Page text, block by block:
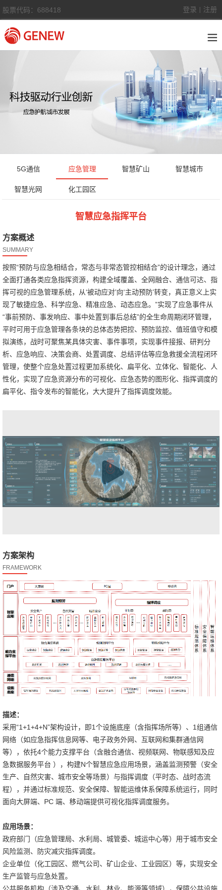
股票代码：688418 登录 注册
5G通信 应急管理 智慧矿山 智慧城市
智慧光网 化工园区
智慧应急指挥平台
方案概述
SUMMARY
按照“预防与应急相结合，常态与非常态管控相结合”的设计理念，通过
全面打通各类应急指挥资源，构建全域覆盖、全网融合、通信可达、指
挥可视的应急管理系统，从‘被动应对’向‘主动预防’转变，真正意义上实
现了敏捷应急、科学应急、精准应急、动态应急。”实现了应急事件从
“事前预防、事发响应、事中处置到事后总结”的全生命周期闭环管理，
平时可用于应急管理各条块的总体态势把控、预防监控、值班值守和模
拟演练，战时可聚焦某具体灾害、事件事项，实现事件接报、研判分
析、应急响应、决策会商、处置调度、总结评估等应急救援全流程闭环
管理，使整个应急处置过程更加系统化、扁平化、立体化、智能化、人
性化，实现了应急资源分布的可视化、应急态势的图形化、指挥调度的
扁平化、指令发布的智能化，大大提升了指挥调度效能。
方案架构
FRAMEWORK
描述：
采用“1+1+4+N”架构设计，即1个设施底座（含指挥场所等）、1组通信
网络（如应急指挥信息网等、电子政务外网、互联网和集群通信网
等），依托4个能力支撑平台（含融合通信、视频联网、物联感知及应
急数据服务平台 ），构建N个智慧应急应用场景，涵盖监测预警（安全
生产、自然灾害、城市安全等场景）与指挥调度（平时态、战时态流
程），并通过标准规范、安全保障、智能运维体系保障系统运行，同时
面向大屏端、PC 端、移动端提供可视化指挥调度服务。
应用场景：
政府部门（应急管理局、水利局、城管委、城运中心等）用于城市安全
风险监测、防灾减灾指挥调度。
企业单位（化工园区、燃气公司、矿山企业、工业园区）等，实现安全
生产监管与应急处置。